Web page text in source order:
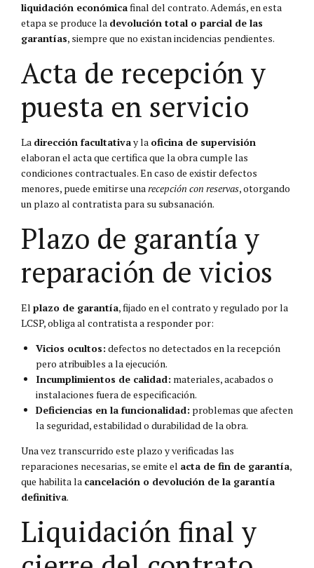
liquidación económicafinal del contrato. Además, en esta
etapa se produce la devolución total o parcial de las
garantías, siempre que no existan incidencias pendientes.
Acta de recepción y
puesta en servicio
La dirección facultativay la oficina de supervisión
elaboran el acta que certifica que la obra cumple las
condiciones contractuales. En caso de existir defectos
menores, puede emitirse unarecepción con reservas, otorgando
un plazo al contratista para su subsanación.
Plazo de garantía y
reparación de vicios
El plazo de garantía, fijado en el contrato y regulado por la
LCSP, obliga al contratista a responder por:
Vicios ocultos: defectos no detectados en la recepción
pero atribuibles a la ejecución.
Incumplimientos de calidad: materiales, acabados o
instalaciones fuera de especificación.
Deficiencias en la funcionalidad: problemas que afecten
la seguridad, estabilidad o durabilidad de la obra.
Una vez transcurrido este plazo y verificadas las
reparaciones necesarias, se emite el acta de fin de garantía,
que habilita la cancelación o devolución de la garantía
definitiva.
Liquidación final y